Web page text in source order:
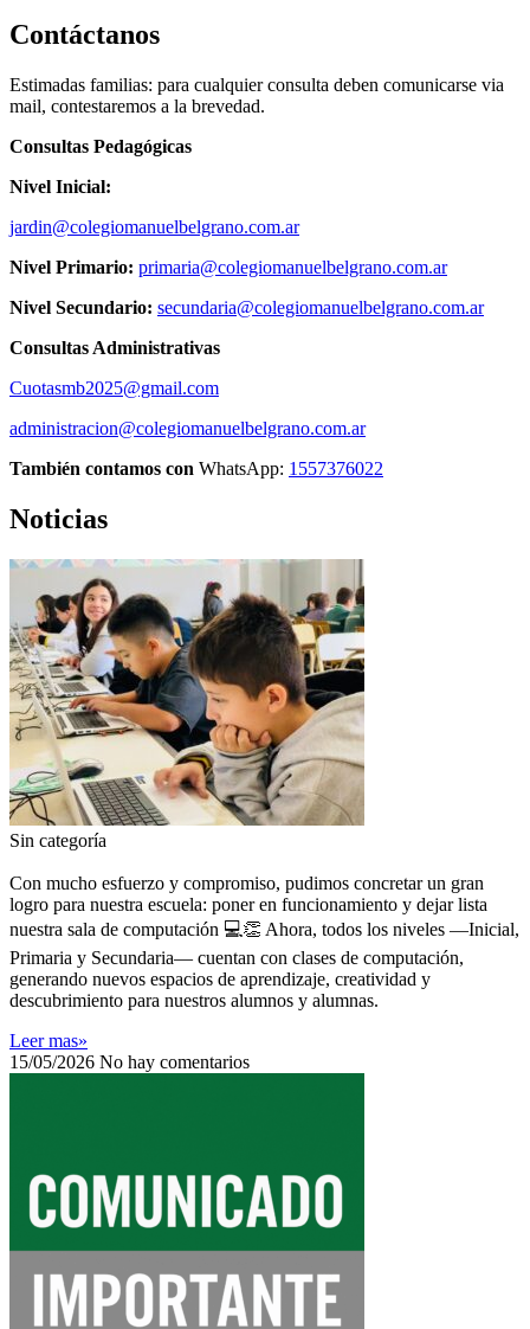
Contáctanos
Estimadas familias: para cualquier consulta deben comunicarse via
mail, contestaremos a la brevedad.
Consultas Pedagógicas
Nivel Inicial:
jardin@colegiomanuelbelgrano.com.ar
Nivel Primario: primaria@colegiomanuelbelgrano.com.ar
Nivel Secundario: secundaria@colegiomanuelbelgrano.com.ar
Consultas Administrativas
Cuotasmb2025@gmail.com
administracion@colegiomanuelbelgrano.com.ar
También contamos con WhatsApp: 1557376022
Noticias
Sin categoría
Con mucho esfuerzo y compromiso, pudimos concretar un gran
logro para nuestra escuela: poner en funcionamiento y dejar lista
nuestra sala de computación 💻👏 Ahora, todos los niveles —Inicial,
Primaria y Secundaria— cuentan con clases de computación,
generando nuevos espacios de aprendizaje, creatividad y
descubrimiento para nuestros alumnos y alumnas.
Leer mas»
15/05/2026 No hay comentarios